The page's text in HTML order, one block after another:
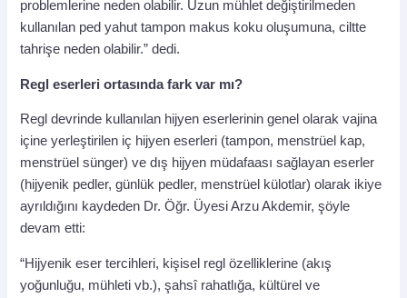
problemlerine neden olabilir. Uzun mühlet değiştirilmeden
kullanılan ped yahut tampon makus koku oluşumuna, ciltte
tahrişe neden olabilir.” dedi.
Regl eserleri ortasında fark var mı?
Regl devrinde kullanılan hijyen eserlerinin genel olarak vajina
içine yerleştirilen iç hijyen eserleri (tampon, menstrüel kap,
menstrüel sünger) ve dış hijyen müdafaası sağlayan eserler
(hijyenik pedler, günlük pedler, menstrüel külotlar) olarak ikiye
ayrıldığını kaydeden Dr. Öğr. Üyesi Arzu Akdemir, şöyle
devam etti:
“Hijyenik eser tercihleri, kişisel regl özelliklerine (akış
yoğunluğu, mühleti vb.), şahsî rahatlığa, kültürel ve